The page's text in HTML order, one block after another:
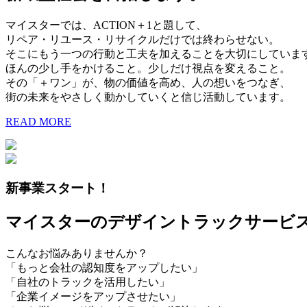
マイスターでは、ACTION＋1と題して、
リペア・リユース・リサイクルだけでは終わらせない。
そこにもう一つの行動と工夫を加えることを大切にしていま
ほんの少し手をかけること。少しだけ視点を変えること。
その「＋ワン」が、物の価値を高め、人の想いをつなぎ、
街の未来をやさしく動かしていくと信じ活動しています。
READ MORE
新事業スタート！
マイスターのデザイントラックサービ
こんなお悩みありませんか？
「もっと会社の認知度をアップしたい」
「自社のトラックを活用したい」
「企業イメージをアップさせたい」